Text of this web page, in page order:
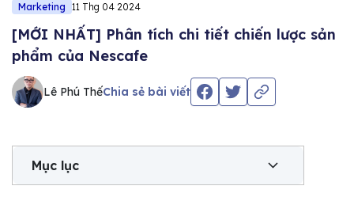
Marketing 11 Thg 04 2024
[MỚI NHẤT] Phân tích chi tiết chiến lược sản
phẩm của Nescafe
Lê Phú ThếChia sẻ bài viết
Mục lục